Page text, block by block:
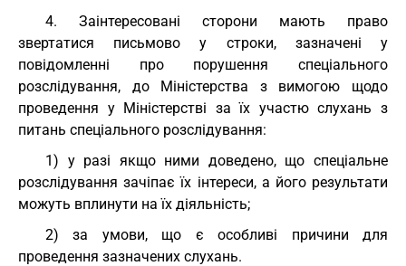
4. Заінтересовані сторони мають право
звертатися письмово у строки, зазначені у
повідомленні про порушення спеціального
розслідування, до Міністерства з вимогою щодо
проведення у Міністерстві за їх участю слухань з
питань спеціального розслідування:
1) у разі якщо ними доведено, що спеціальне
розслідування зачіпає їх інтереси, а його результати
можуть вплинути на їх діяльність;
2) за умови, що є особливі причини для
проведення зазначених слухань.